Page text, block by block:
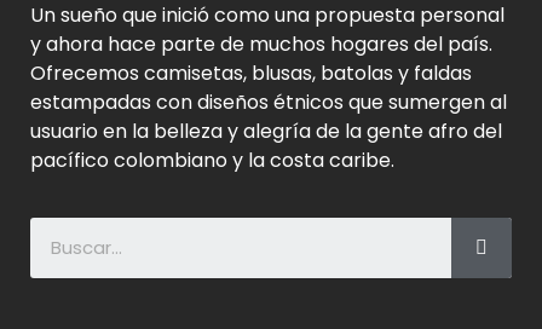
Un sueño que inició como una propuesta personal
y ahora hace parte de muchos hogares del país.
Ofrecemos camisetas, blusas, batolas y faldas
estampadas con diseños étnicos que sumergen al
usuario en la belleza y alegría de la gente afro del
pacífico colombiano y la costa caribe.